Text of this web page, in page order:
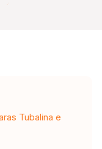
Tubalina e